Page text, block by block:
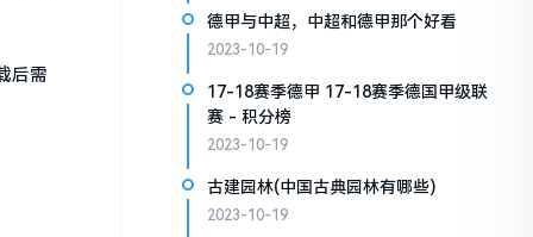
后需
德甲与中超，中超和德甲那个好看
2023-10-19
17-18赛季德甲 17-18赛季德国甲级联
赛 - 积分榜
2023-10-19
古建园林(中国古典园林有哪些)
2023-10-19